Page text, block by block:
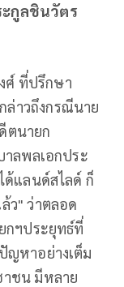
กูลชินวัตร
ศ์ ที่ปรึกษา
ล่าวถึงกรณีนาย
ตนายก
าลพลเอกประ
ด้แลนด์สไลด์ ก็
ว" ว่าตลอด
กฯประยุทธ์ที่
ญหาอย่างเต็ม
าชน มีหลาย